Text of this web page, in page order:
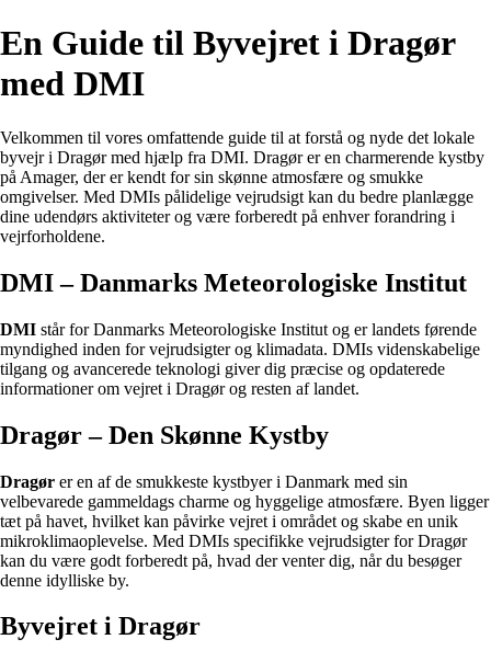
En Guide til Byvejret i Dragør
med DMI
Velkommen til vores omfattende guide til at forstå og nyde det lokale
byvejr i Dragør med hjælp fra DMI. Dragør er en charmerende kystby
på Amager, der er kendt for sin skønne atmosfære og smukke
omgivelser. Med DMIs pålidelige vejrudsigt kan du bedre planlægge
dine udendørs aktiviteter og være forberedt på enhver forandring i
vejrforholdene.
DMI – Danmarks Meteorologiske Institut
DMI står for Danmarks Meteorologiske Institut og er landets førende
myndighed inden for vejrudsigter og klimadata. DMIs videnskabelige
tilgang og avancerede teknologi giver dig præcise og opdaterede
informationer om vejret i Dragør og resten af landet.
Dragør – Den Skønne Kystby
Dragør er en af de smukkeste kystbyer i Danmark med sin
velbevarede gammeldags charme og hyggelige atmosfære. Byen ligger
tæt på havet, hvilket kan påvirke vejret i området og skabe en unik
mikroklimaoplevelse. Med DMIs specifikke vejrudsigter for Dragør
kan du være godt forberedt på, hvad der venter dig, når du besøger
denne idylliske by.
Byvejret i Dragør